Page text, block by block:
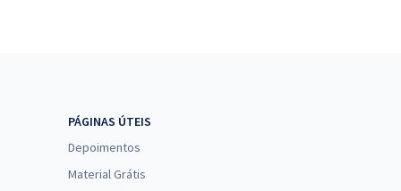
PÁGINAS ÚTEIS
Depoimentos
Material Grátis